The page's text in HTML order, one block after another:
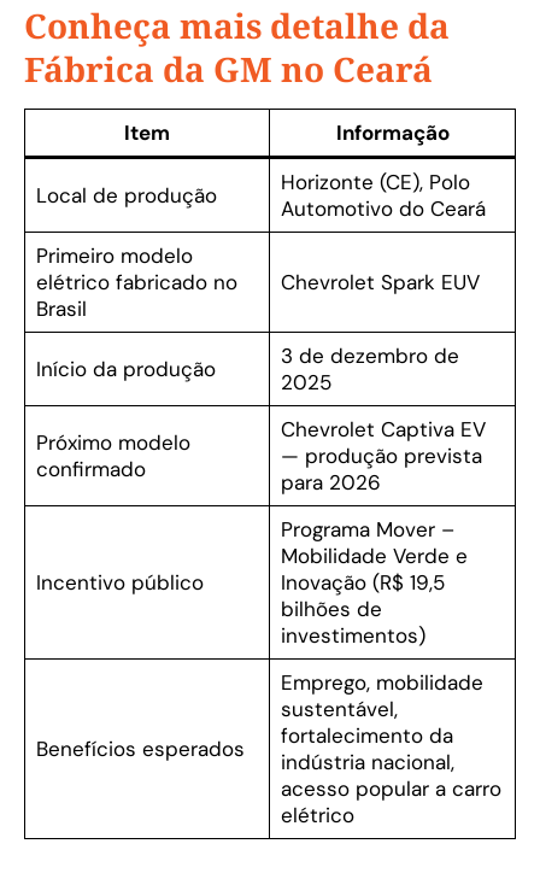
Conheça mais detalhe da
Fábrica da GM no Ceará
Item Informação
Local de produção
Horizonte (CE), Polo
Automotivo do Ceará
Primeiro modelo
elétrico fabricado no
Brasil
Chevrolet Spark EUV
Início da produção
3 de dezembro de
2025
Próximo modelo
confirmado
Chevrolet Captiva EV
— produção prevista
para 2026
Incentivo público
Programa Mover –
Mobilidade Verde e
Inovação (R$ 19,5
bilhões de
investimentos)
Benefícios esperados
Emprego, mobilidade
sustentável,
fortalecimento da
indústria nacional,
acesso popular a carro
elétrico